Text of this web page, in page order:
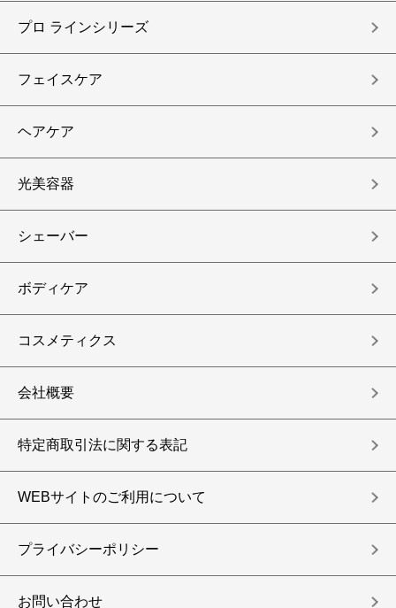
プロ ラインシリーズ
フェイスケア
ヘアケア
光美容器
シェーバー
ボディケア
コスメティクス
会社概要
特定商取引法に関する表記
WEBサイトのご利用について
プライバシーポリシー
お問い合わせ